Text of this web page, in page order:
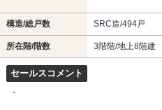
構造/総戸数 SRC造/494戸
所在階/階数 3階階/地上8階建
セールスコメント
-